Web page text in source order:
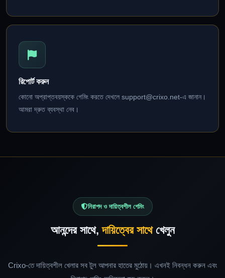
রিপোর্ট করুন
কোনো অপ্রাপ্তবয়স্ককে গেমিং করতে দেখলে support@crixo.net-এ জানান।
আমরা দ্রুত ব্যবস্থা নেব।
নিরাপদ ও দায়িত্বশীল গেমিং
আনন্দের সাথে,দায়িত্বের সাথেখেলুন
Crixo-তে দায়িত্বশীল খেলার সব টুল আপনার হাতের মুঠোয়। এখনই নিবন্ধন করুন এবং